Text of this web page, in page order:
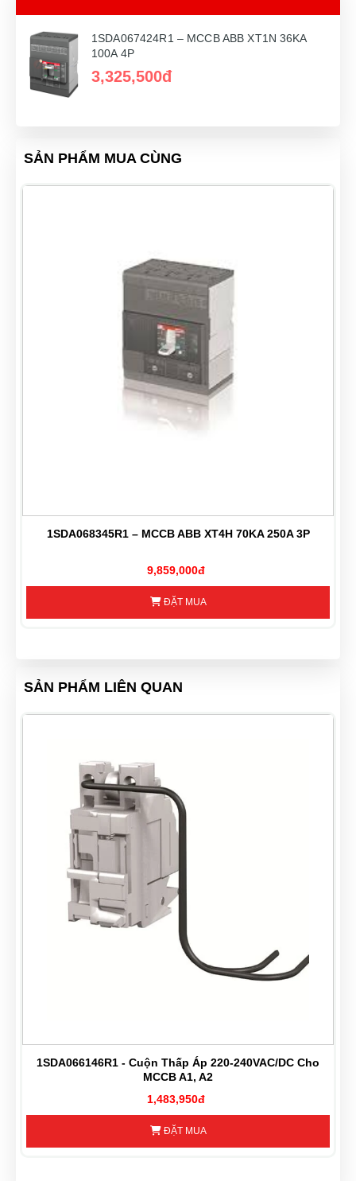
1SDA067424R1 – MCCB ABB XT1N 36KA
100A 4P
3,325,500đ
SẢN PHẨM MUA CÙNG
1SDA068345R1 – MCCB ABB XT4H 70KA 250A 3P
9,859,000đ
ĐẶT MUA
SẢN PHẨM LIÊN QUAN
1SDA066146R1 - Cuộn Thấp Áp 220-240VAC/DC Cho
MCCB A1, A2
1,483,950đ
ĐẶT MUA